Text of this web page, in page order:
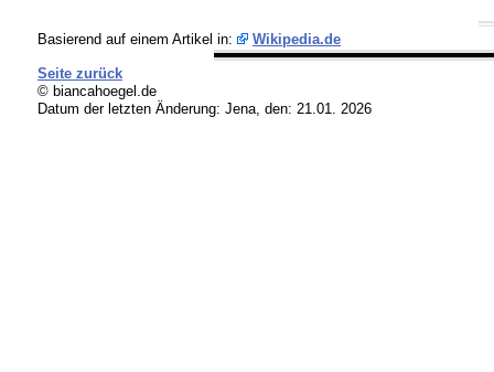
Basierend auf einem Artikel in: Wikipedia.de
Seite zurück
© biancahoegel.de
Datum der letzten Änderung: Jena, den: 21.01. 2026